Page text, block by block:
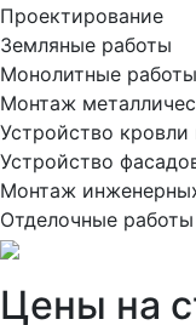
Проектирование
Земляные работы
Монолитные работы
Монтаж
Устройство кровли
Устройство
Монтаж
Отделочные работы
Цены на